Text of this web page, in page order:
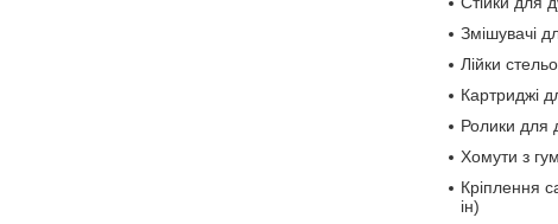
Змішувачі
Лійки
Картриджі
Ролики для
Хомути з
Кріплення
ін)